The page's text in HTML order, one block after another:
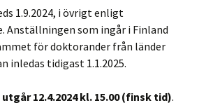
1.9.2024, i övrigt enligt
Anställningen som ingår i Finland
för doktorander från länder
inledas tidigast 1.1.2025.
12.4.2024 kl. 15.00 (finsk tid).